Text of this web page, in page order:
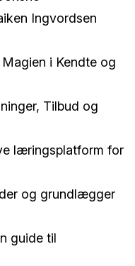
Ingvordsen
i Kendte og
Tilbud og
læringsplatform for
og grundlægger
guide til